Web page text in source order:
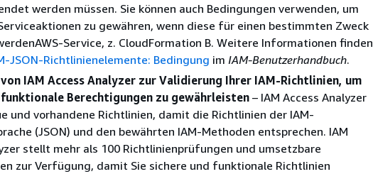
werden müssen. Sie können auch Bedingungen verwenden, um
zu gewähren, wenn diese für einen bestimmten Zweck
Service, z. CloudFormation B. Weitere Informationen finden
JSON-Richtlinienelemente: Bedingung im IAM-Benutzerhandbuch.
IAM Access Analyzer zur Validierung Ihrer IAM-Richtlinien, um
funktionale Berechtigungen zu gewährleisten – IAM Access Analyzer
und vorhandene Richtlinien, damit die Richtlinien der IAM-
(JSON) und den bewährten IAM-Methoden entsprechen. IAM
stellt mehr als 100 Richtlinienprüfungen und umsetzbare
zur Verfügung, damit Sie sichere und funktionale Richtlinien